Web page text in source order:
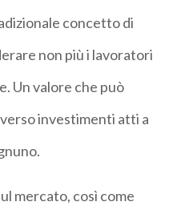
concetto di
non più i lavoratori
Un valore che può
investimenti atti a
mercato, così come